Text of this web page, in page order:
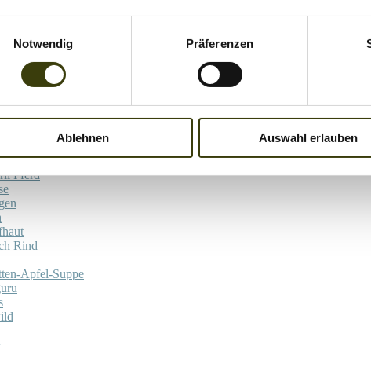
Notwendig
Präferenzen
Ablehnen Auswahl erlauben
Rind
Wildschwein
Hirsch
Lamm
Pferd
Rind
Apfel-Suppe